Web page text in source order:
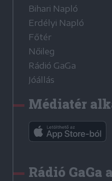
Bihari Napló
Erdélyi Napló
Főtér
Nőileg
Rádió GaGa
Jóállás
Médiatér
Rádió GaGa